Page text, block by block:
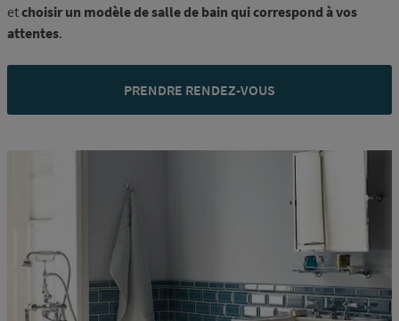
etchoisir un modèle de salle de bain qui correspond à vos
attentes.
PRENDRE RENDEZ-VOUS